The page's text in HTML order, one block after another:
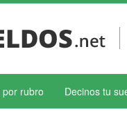
rubro Decinos tu